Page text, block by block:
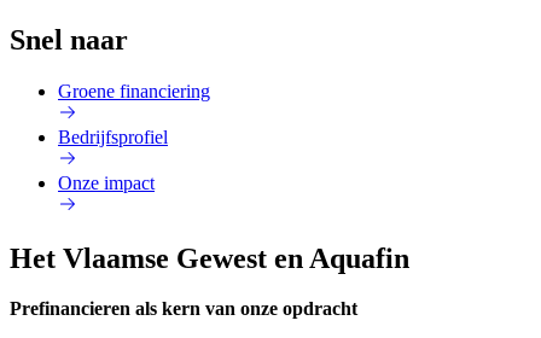
Snel naar
Groene financiering
Bedrijfsprofiel
Onze impact
Het Vlaamse Gewest en Aquafin
Prefinancieren als kern van onze opdracht